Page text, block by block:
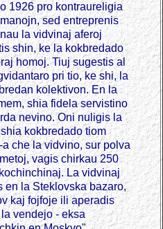
1926 pro kontraureligia
sed entreprenis
la vidvinaj aferoj
shin, ke la kokbredado
homoj. Tiuj sugestis al
pri tio, ke shi, la
kolektivon. En la
shia fidela servistino
nevino. Oni nuligis la
kokbredado tiom
che la vidvino, sur polva
vagis chirkau 250
La vidvinaj
en la Steklovska bazaro,
kaj fojfoje ili aperadis
vendejo - eksa